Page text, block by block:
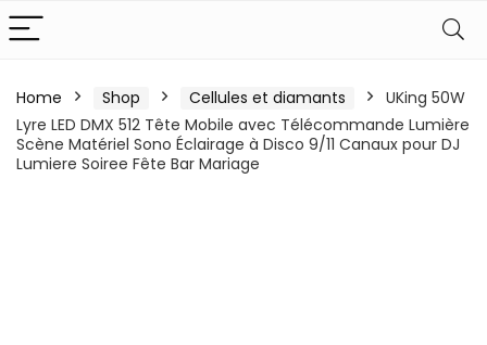
Home Shop Cellules et diamants
UKing 50W
Lyre LED DMX 512 Tête Mobile avec Télécommande Lumière
Scène Matériel Sono Éclairage à Disco 9/11 Canaux pour DJ
Lumiere Soiree Fête Bar Mariage